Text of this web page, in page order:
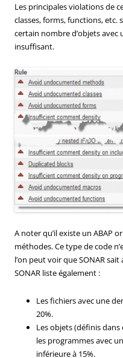
Les principales violations de
classes, forms, functions, etc.
certain nombre d’objets
insuffisant.
A noter qu’il existe un ABAP
méthodes. Ce type de code
l’on peut voir que SONAR sait
SONAR liste également :
Les fichiers avec une
20%.
Les objets (définis dans
les programmes avec
inférieure à 15%.